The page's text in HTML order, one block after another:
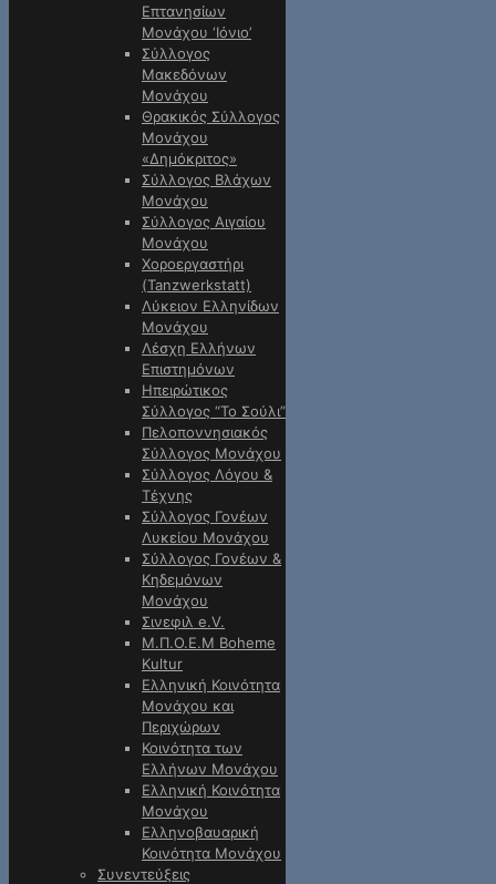
Επτανησίων
Μονάχου ‘Ιόνιο’
Σύλλογος
Μακεδόνων
Μονάχου
Θρακικός Σύλλογος
Μονάχου
«Δημόκριτος»
Σύλλογος Βλάχων
Μονάχου
Σύλλογος Αιγαίου
Μονάχου
Χοροεργαστήρι
(Tanzwerkstatt)
Λύκειον Ελληνίδων
Μονάχου
Λέσχη Ελλήνων
Επιστημόνων
Ηπειρώτικος
Σύλλογος “Το Σούλι”
Πελοποννησιακός
Σύλλογος Μονάχου
Σύλλογος Λόγου &
Τέχνης
Σύλλογος Γονέων
Λυκείου Μονάχου
Σύλλογος Γονέων &
Κηδεμόνων
Μονάχου
Σινεφιλ e.V.
Μ.Π.Ο.Ε.Μ Boheme
Kultur
Ελληνική Κοινότητα
Μονάχου και
Περιχώρων
Κοινότητα των
Ελλήνων Μονάχου
Ελληνική Κοινότητα
Μονάχου
Ελληνοβαυαρική
Κοινότητα Μονάχου
Συνεντεύξεις